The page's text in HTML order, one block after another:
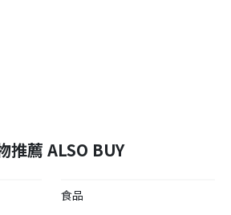
推薦 ALSO BUY
食品